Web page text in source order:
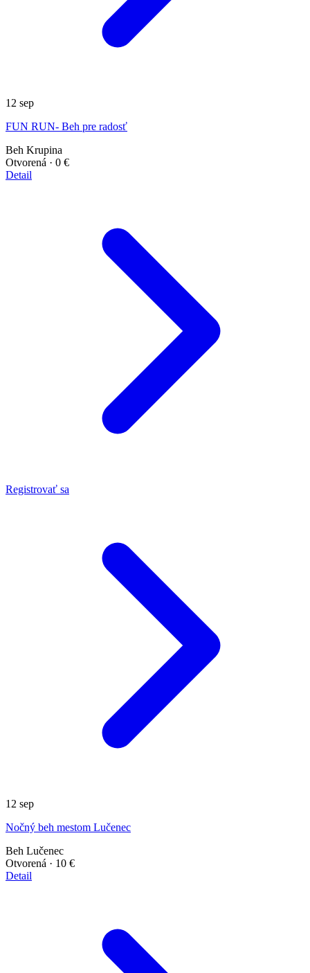
12 sep
FUN RUN- Beh pre radosť
Beh Krupina
Otvorená · 0 €
Detail
Registrovať sa
12 sep
Nočný beh mestom Lučenec
Beh Lučenec
Otvorená · 10 €
Detail